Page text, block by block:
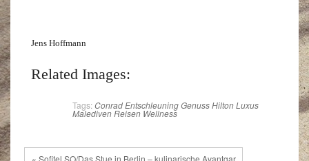
Jens Hoffmann
Related Images:
Tags: ConradEntschleuningGenussHiltonLuxus
MaledivenReisen Wellness
« Sofitel SO/Das Stue in Berlin – kulinarische Avantgar